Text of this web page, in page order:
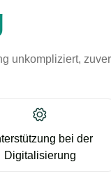
unkompliziert,
bei der
Digitalisierung